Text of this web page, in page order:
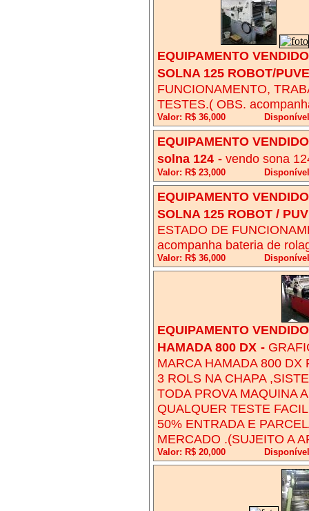
EQUIPAMENTO
SOLNA 125 ROBOT/
FUNCIONAMENTO,
TESTES.( OBS.
Valor: R$ 36,000
EQUIPAMENTO
solna 124 - vendo sona
Valor: R$ 23,000
EQUIPAMENTO
SOLNA 125 ROBOT /
ESTADO DE
acompanha bateria de
Valor: R$ 36,000
EQUIPAMENTO
HAMADA 800 DX -
MARCA HAMADA 800 DX
3 ROLS NA CHAPA
TODA PROVA MAQUINA
QUALQUER TESTE
50% ENTRADA E
MERCADO .(SUJEITO A
Valor: R$ 20,000